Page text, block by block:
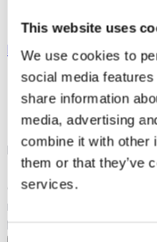
This website uses
We use cookies to
social media
share information
media, advertising
combine it with other
them or that they’ve
services.
biancaneve|XS / 34|
Black B Femme
the shorts area. On
embroidered with
manufactured in
Fits sizes XS and S (I
68,00 €
Livraison dès 3,89 €